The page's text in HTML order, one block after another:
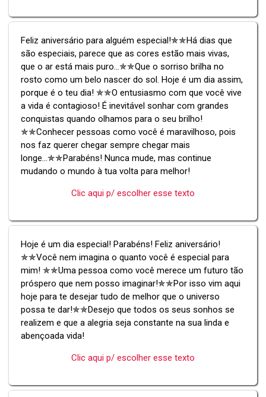
Feliz aniversário para alguém especial!✯✯Há dias que
são especiais, parece que as cores estão mais vivas,
que o ar está mais puro...✯✯Que o sorriso brilha no
rosto como um belo nascer do sol. Hoje é um dia assim,
porque é o teu dia! ✯✯O entusiasmo com que você vive
a vida é contagioso! É inevitável sonhar com grandes
conquistas quando olhamos para o seu brilho!
✯✯Conhecer pessoas como você é maravilhoso, pois
nos faz querer chegar sempre chegar mais
longe...✯✯Parabéns! Nunca mude, mas continue
mudando o mundo à tua volta para melhor!
Clic aqui p/ escolher esse texto
Hoje é um dia especial! Parabéns! Feliz aniversário!
✯✯Você nem imagina o quanto você é especial para
mim! ✯✯Uma pessoa como você merece um futuro tão
próspero que nem posso imaginar!✯✯Por isso vim aqui
hoje para te desejar tudo de melhor que o universo
possa te dar!✯✯Desejo que todos os seus sonhos se
realizem e que a alegria seja constante na sua linda e
abençoada vida!
Clic aqui p/ escolher esse texto